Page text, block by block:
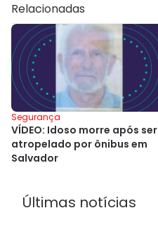
Relacionadas
Segurança
VÍDEO: Idoso morre após ser
atropelado por ônibus em
Salvador
Últimas notícias